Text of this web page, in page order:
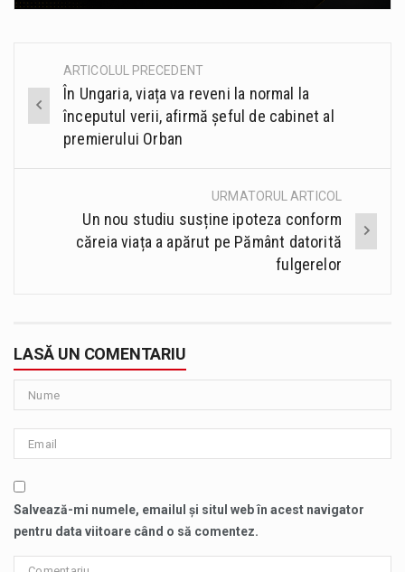
Post
navigation
ARTICOLUL PRECEDENT
În Ungaria, viața va reveni la normal la
începutul verii, afirmă șeful de cabinet al
premierului Orban
URMATORUL ARTICOL
Un nou studiu susține ipoteza conform
căreia viața a apărut pe Pământ datorită
fulgerelor
LASĂ UN COMENTARIU
Salvează-mi numele, emailul și situl web în acest navigator
pentru data viitoare când o să comentez.